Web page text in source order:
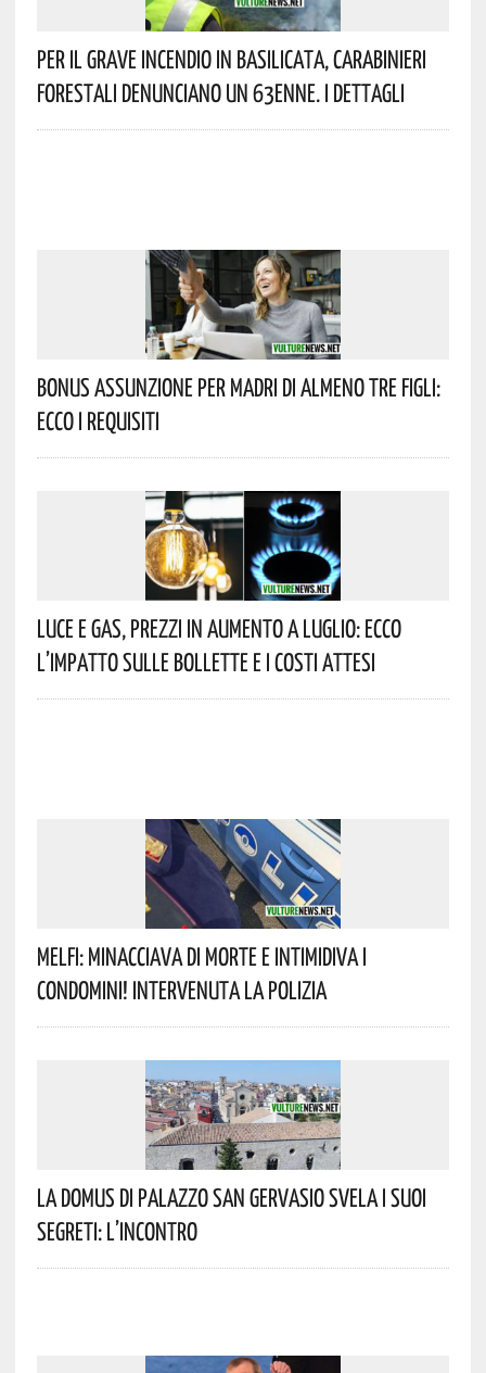
Per Il Grave Incendio In Basilicata, Carabinieri
Forestali Denunciano Un 63enne. I Dettagli
Bonus Assunzione Per Madri Di Almeno Tre Figli:
Ecco I Requisiti
Luce E Gas, Prezzi In Aumento A Luglio: Ecco
L’impatto Sulle Bollette E I Costi Attesi
Melfi: Minacciava Di Morte E Intimidiva I
Condomini! Intervenuta La Polizia
La Domus Di Palazzo San Gervasio Svela I Suoi
Segreti: L’incontro